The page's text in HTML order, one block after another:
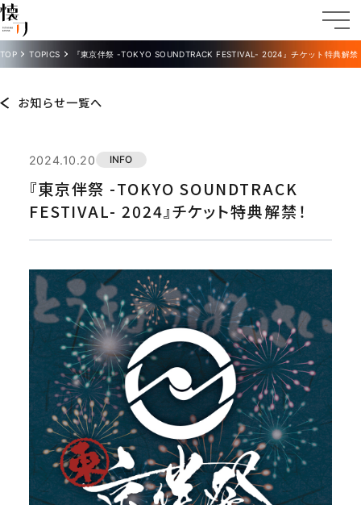
TOP TOPICS 『東京伴祭 -TOKYO SOUNDTRACK FESTIVAL- 2024』チケット特典解禁
お知らせ一覧へ
2024.10.20 INFO
『東京伴祭 -TOKYO SOUNDTRACK
FESTIVAL- 2024』チケット特典解禁！